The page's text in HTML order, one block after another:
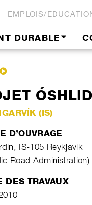
EMPLOIS/
DURABLE
ÓSHLID
(IS)
D’OUVRAGE
IS-105 Reykjavik
Road Administration)
DES TRAVAUX